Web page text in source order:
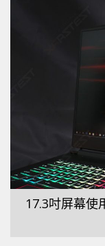
17.3吋屏幕使